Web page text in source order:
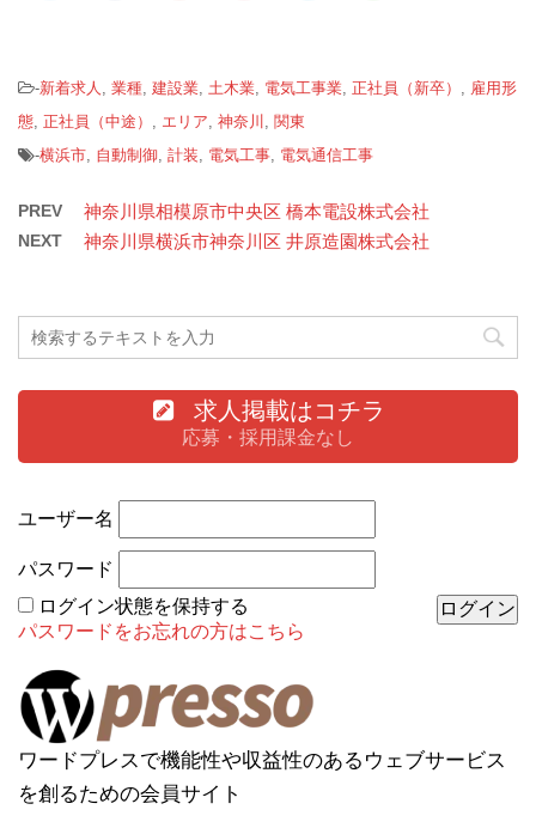
-新着求人 業種 建設業 土木業 電気工事業 正社員（新卒）
雇用形
態 正社員（中途） エリア 神奈川
関東
-横浜市 自動制御 計装 電気工事 電気通信工事
PREV 神奈川県相模原市中央区 橋本電設株式会社
NEXT 神奈川県横浜市神奈川区 井原造園株式会社
求人掲載はコチラ
応募・採用課金なし
ユーザー名
パスワード
ログイン状態を保持する
パスワードをお忘れの方はこちら
ワードプレスで機能性や収益性のあるウェブサービス
を創るための会員サイト